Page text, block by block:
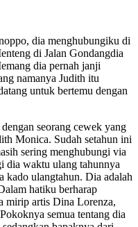
dia menghubungiku di
di Jalan Gondangdia
dia pernah janji
namanya Judith itu
untuk bertemu dengan
seorang cewek yang
Monica. Sudah setahun ini
sering menghubungi via
dia waktu ulang tahunnya
kado ulangtahun. Dia adalah
hatiku berharap
mirip artis Dina Lorenza,
semua tentang dia